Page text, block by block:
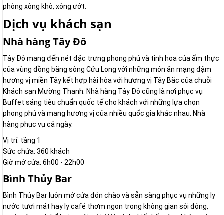
phòng xông khô, xông ướt.
Dịch vụ khách sạn
Nhà hàng Tây Đô
Tây Đô mang đến nét đặc trưng phong phú và tinh hoa của ẩm thực
của vùng đồng bằng sông Cửu Long với những món ăn mạng đậm
hương vị miền Tây kết hợp hài hòa với hương vị Tây Bắc của chuỗi
Khách sạn Mường Thanh. Nhà hàng Tây Đô cũng là nơi phục vụ
Buffet sáng tiêu chuẩn quốc tế cho khách với những lựa chọn
phong phú và mang hương vị của nhiều quốc gia khác nhau. Nhà
hàng phục vụ cả ngày.
Vị trí: tầng 1
Sức chứa: 360 khách
Giờ mở cửa: 6h00 - 22h00
Bình Thủy Bar
Bình Thủy Bar luôn mở cửa đón chào và sẵn sàng phục vụ những ly
nước tươi mát hay ly café thơm ngon trong không gian sôi động,